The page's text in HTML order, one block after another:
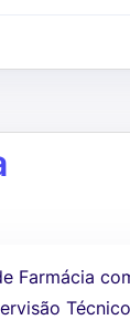
Farmácia